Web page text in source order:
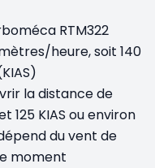
RTM322
heure, soit 140
la distance de
125 KIAS ou environ
du vent de
moment